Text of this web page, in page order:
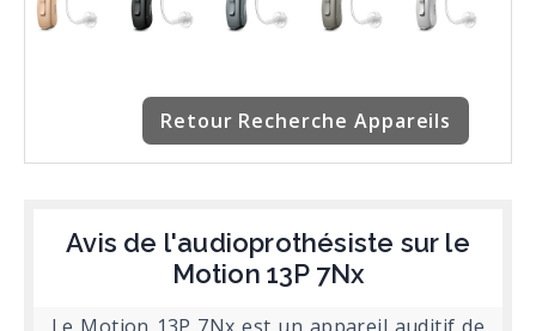
Retour Recherche Appareils
Avis de l'audioprothésiste sur le
Motion 13P 7Nx